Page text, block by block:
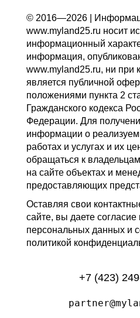
© 2016—2026 |
www.myland25.ru носит
информационный
информация,
www.myland25.ru, ни при
является публичной
положениями пункта 2
Гражданского кодекса
Федерации. Для
информации о
работах и услугах и их
обращаться к
на сайте объектах и
предоставляющих
Оставляя свои
сайте, вы даете согласие
персональных данных и
политикой
+7 (423)